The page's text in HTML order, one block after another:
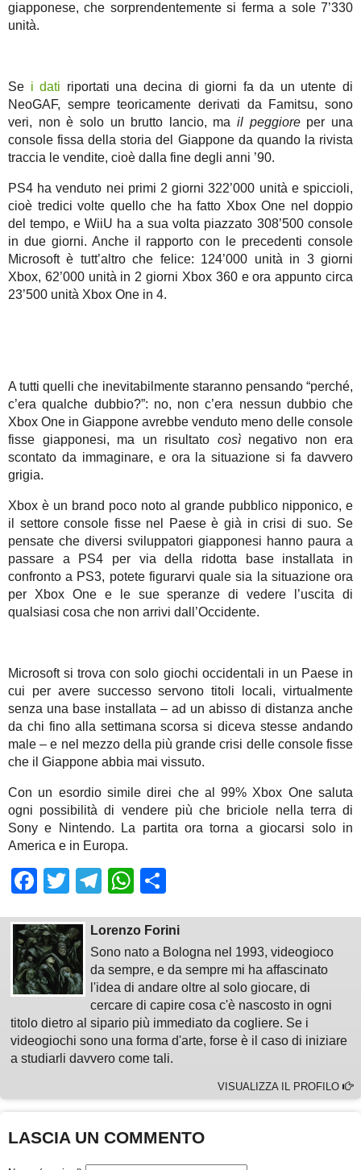
giapponese, che sorprendentemente si ferma a sole 7’330
unità.
Se i dati riportati una decina di giorni fa da un utente di
NeoGAF, sempre teoricamente derivati da Famitsu, sono
veri, non è solo un brutto lancio, mail peggioreper una
console fissa della storia del Giappone da quando la rivista
traccia le vendite, cioè dalla fine degli anni ’90.
PS4 ha venduto nei primi 2 giorni 322’000 unità e spiccioli,
cioè tredici volte quello che ha fatto Xbox One nel doppio
del tempo, e WiiU ha a sua volta piazzato 308’500 console
in due giorni. Anche il rapporto con le precedenti console
Microsoft è tutt’altro che felice: 124’000 unità in 3 giorni
Xbox, 62’000 unità in 2 giorni Xbox 360 e ora appunto circa
23’500 unità Xbox One in 4.
A tutti quelli che inevitabilmente staranno pensando “perché,
c’era qualche dubbio?”: no, non c’era nessun dubbio che
Xbox One in Giappone avrebbe venduto meno delle console
fisse giapponesi, ma un risultato cosìnegativo non era
scontato da immaginare, e ora la situazione si fa davvero
grigia.
Xbox è un brand poco noto al grande pubblico nipponico, e
il settore console fisse nel Paese è già in crisi di suo. Se
pensate che diversi sviluppatori giapponesi hanno paura a
passare a PS4 per via della ridotta base installata in
confronto a PS3, potete figurarvi quale sia la situazione ora
per Xbox One e le sue speranze di vedere l’uscita di
qualsiasi cosa che non arrivi dall’Occidente.
Microsoft si trova con solo giochi occidentali in un Paese in
cui per avere successo servono titoli locali, virtualmente
senza una base installata – ad un abisso di distanza anche
da chi fino alla settimana scorsa si diceva stesse andando
male – e nel mezzo della più grande crisi delle console fisse
che il Giappone abbia mai vissuto.
Con un esordio simile direi che al 99% Xbox One saluta
ogni possibilità di vendere più che briciole nella terra di
Sony e Nintendo. La partita ora torna a giocarsi solo in
America e in Europa.
Facebook
TwitterTelegram
WhatsApp
Lorenzo Forini
Sono nato a Bologna nel 1993, videogioco
da sempre, e da sempre mi ha affascinato
l'idea di andare oltre al solo giocare, di
cercare di capire cosa c'è nascosto in ogni
titolo dietro al sipario più immediato da cogliere. Se i
videogiochi sono una forma d'arte, forse è il caso di iniziare
a studiarli davvero come tali.
VISUALIZZA IL PROFILO
LASCIA UN COMMENTO